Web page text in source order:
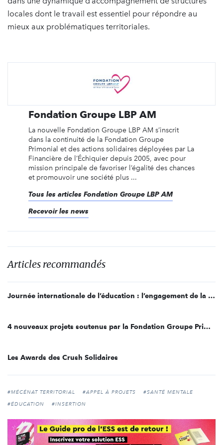
locales dont le travail est essentiel pour répondre au
mieux aux problématiques territoriales.
Fondation Groupe LBP AM
La nouvelle Fondation Groupe LBP AM s’inscrit
dans la continuité de la Fondation Groupe
Primonial et des actions solidaires déployées par La
Financière de l’Échiquier depuis 2005, avec pour
mission principale de favoriser l’égalité des chances
et promouvoir une société plus ...
Tous les articles Fondation Groupe LBP AM
Recevoir les news
Articles recommandés
Journée internationale de l’éducation : l’engagement de la Fondation Groupe Primonial
4 nouveaux projets soutenus par la Fondation Groupe Primonial
Les Awards des Crush Solidaires
#MÉCÉNAT TERRITORIAL #APPEL À PROJETS
#SANTÉ MENTALE
#ÉDUCATION
#INSERTION